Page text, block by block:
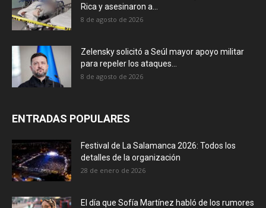
Rica y asesinaron a...
8 de agosto de 2026
Zelensky solicitó a Seúl mayor apoyo militar
para repeler los ataques...
8 de agosto de 2026
ENTRADAS POPULARES
Festival de La Salamanca 2026: Todos los
detalles de la organización
28 de enero de 2026
El día que Sofía Martínez habló de los rumores